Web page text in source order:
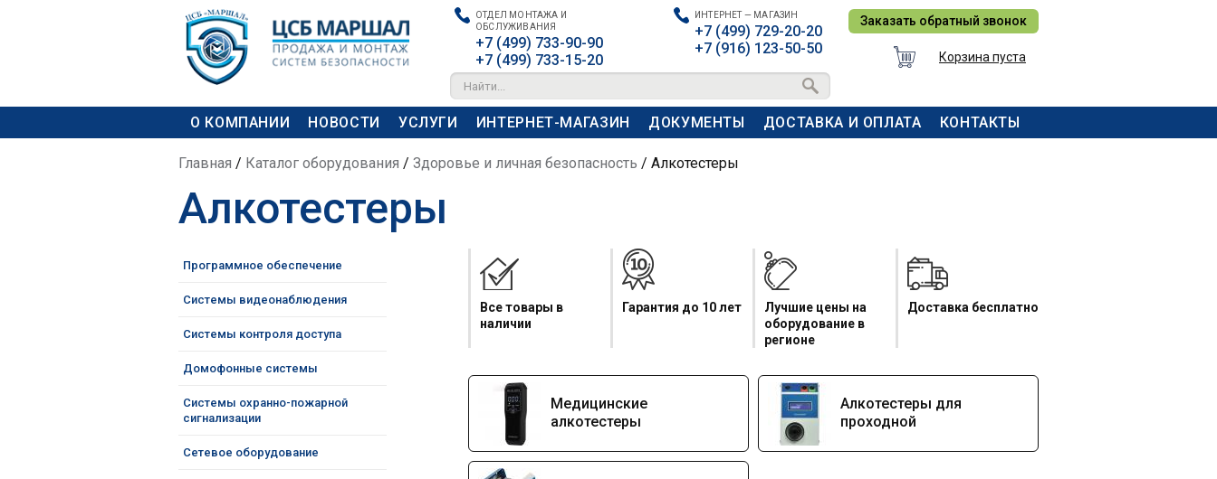
Заказать обратный звонок
Корзина пуста
ОТДЕЛ МОНТАЖА И
ОБСЛУЖИВАНИЯ
+7 (499) 733-90-90
+7 (499) 733-15-20
ИНТЕРНЕТ — МАГАЗИН
+7 (499) 729-20-20
+7 (916) 123-50-50
Найти...
MAIN MENU
О КОМПАНИИ НОВОСТИ УСЛУГИ ИНТЕРНЕТ-МАГАЗИН ДОКУМЕНТЫ ДОСТАВКА И ОПЛАТА КОНТАКТЫ
YOU ARE HERE
Главная / Каталог оборудования / Здоровье и личная безопасность / Алкотестеры
Алкотестеры
Все товары в
наличии
Гарантия до 10 лет
Лучшие цены на
оборудование в
регионе
Доставка бесплатно
Медицинские
алкотестеры
Алкотестеры для
проходной
Программное обеспечение
Системы видеонаблюдения
Системы контроля доступа
Домофонные системы
Системы охранно-пожарной
сигнализации
Сетевое оборудование